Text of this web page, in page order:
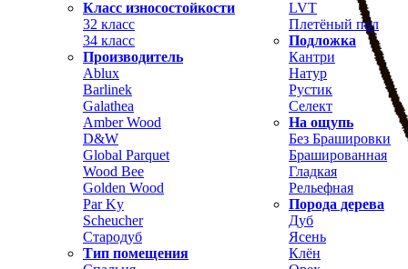
Класс износостойкости
32 класс
34 класс
LVT
Плетёный пол
Подложка
Производитель
Ablux
Barlinek
Galathea
Amber Wood
D&W
Global Parquet
Wood Bee
Golden Wood
Par Ky
Scheucher
Стародуб
Тип помещения
Кантри
Натур
Рустик
Селект
На ощупь
Без Брашировки
Брашированная
Гладкая
Рельефная
Порода дерева
Дуб
Ясень
Клён